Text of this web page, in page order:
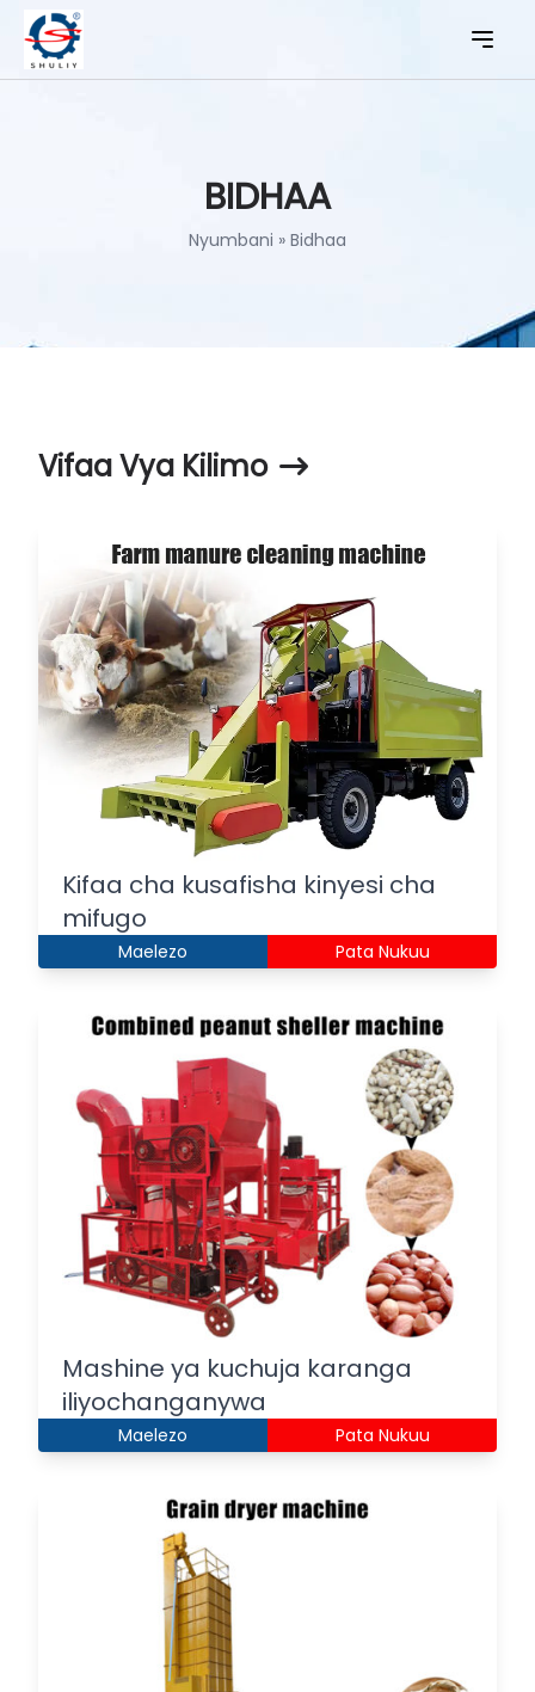
BIDHAA
Nyumbani » Bidhaa
Vifaa Vya Kilimo
Kifaa cha kusafisha kinyesi cha
mifugo
Maelezo Pata Nukuu
Mashine ya kuchuja karanga
iliyochanganywa
Maelezo Pata Nukuu